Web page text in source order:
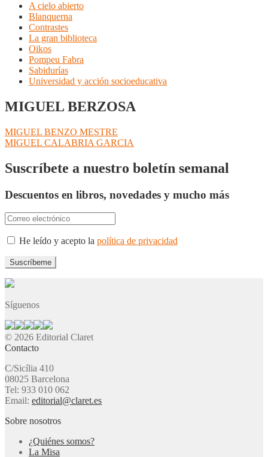
A cielo abierto
Blanquerna
Contrastes
La gran biblioteca
Oikos
Pompeu Fabra
Sabidurías
Universidad y acción socioeducativa
MIGUEL BERZOSA
Navegación
de
entradas
Anterior:
MIGUEL BENZO MESTRE
Siguiente:
MIGUEL CALABRIA GARCIA
Suscríbete a nuestro boletín semanal
Descuentos en libros, novedades y mucho más
He leído y acepto la política de privacidad
Síguenos
© 2026 Editorial Claret
Contacto
C/Sicília 410
08025 Barcelona
Tel: 933 010 062
Email: editorial@claret.es
Sobre nosotros
¿Quiénes somos?
La Misa